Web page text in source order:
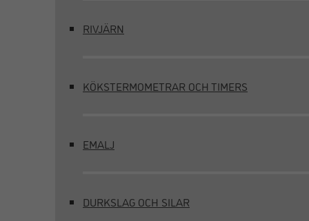
RIVJÄRN
KÖKSTERMOMETRAR OCH TIMERS
EMALJ
DURKSLAG OCH SILAR